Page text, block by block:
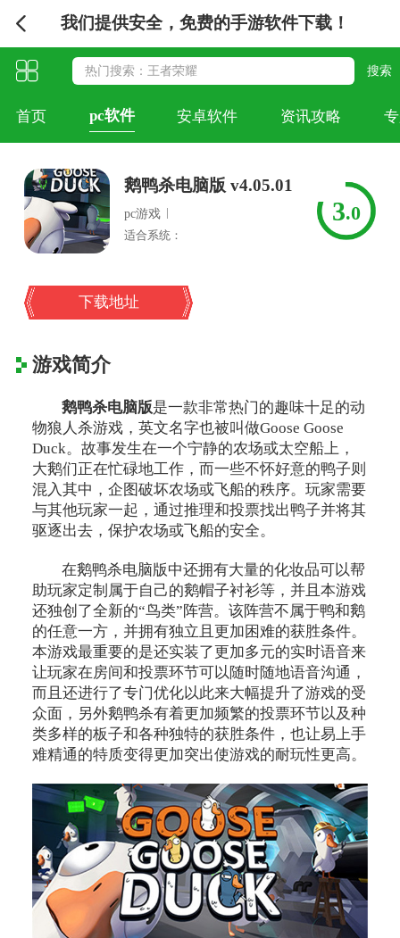
我们提供安全，免费的手游软件下载！
首页 pc软件 安卓软件 资讯攻略
鹅鸭杀电脑版 v4.05.01
pc游戏 |
适合系统：
3.0
下载地址
游戏简介
鹅鸭杀电脑版是一款非常热门的趣味十足的动
物狼人杀游戏，英文名字也被叫做Goose Goose
Duck。故事发生在一个宁静的农场或太空船上，
大鹅们正在忙碌地工作，而一些不怀好意的鸭子则
混入其中，企图破坏农场或飞船的秩序。玩家需要
与其他玩家一起，通过推理和投票找出鸭子并将其
驱逐出去，保护农场或飞船的安全。
在鹅鸭杀电脑版中还拥有大量的化妆品可以帮
助玩家定制属于自己的鹅帽子衬衫等，并且本游戏
还独创了全新的“鸟类”阵营。该阵营不属于鸭和鹅
的任意一方，并拥有独立且更加困难的获胜条件。
本游戏最重要的是还实装了更加多元的实时语音来
让玩家在房间和投票环节可以随时随地语音沟通，
而且还进行了专门优化以此来大幅提升了游戏的受
众面，另外鹅鸭杀有着更加频繁的投票环节以及种
类多样的板子和各种独特的获胜条件，也让易上手
难精通的特质变得更加突出使游戏的耐玩性更高。